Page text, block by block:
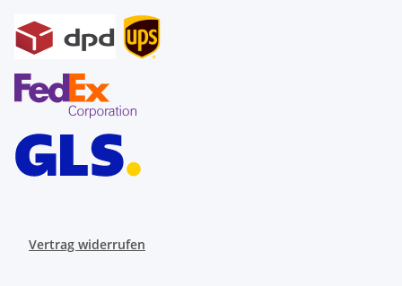
Vertrag widerrufen